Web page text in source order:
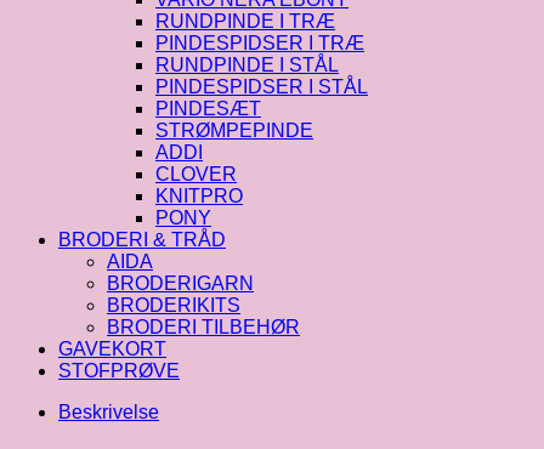
RUNDPINDE I TRÆ
PINDESPIDSER I TRÆ
RUNDPINDE I STÅL
PINDESPIDSER I STÅL
PINDESÆT
STRØMPEPINDE
ADDI
CLOVER
KNITPRO
PONY
BRODERI & TRÅD
AIDA
BRODERIGARN
BRODERIKITS
BRODERI TILBEHØR
GAVEKORT
STOFPRØVE
Beskrivelse